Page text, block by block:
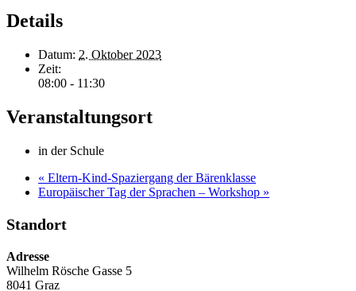
Details
Datum: 2. Oktober 2023
Zeit:
08:00 - 11:30
Veranstaltungsort
in der Schule
« Eltern-Kind-Spaziergang der Bärenklasse
Europäischer Tag der Sprachen – Workshop »
Standort
Adresse
Wilhelm Rösche Gasse 5
8041 Graz